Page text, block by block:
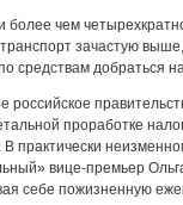
более чем
зачастую
средствам добраться
российское
проработке
практически
вице-премьер
себе пожизненную